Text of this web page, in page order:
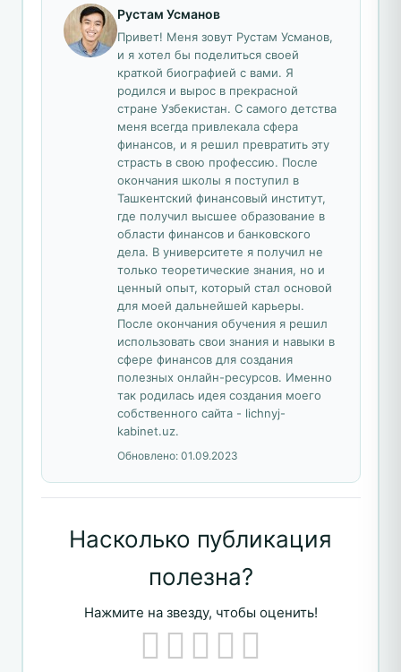
Рустам Усманов
Привет! Меня зовут Рустам Усманов,
и я хотел бы поделиться своей
краткой биографией с вами. Я
родился и вырос в прекрасной
стране Узбекистан. С самого детства
меня всегда привлекала сфера
финансов, и я решил превратить эту
страсть в свою профессию. После
окончания школы я поступил в
Ташкентский финансовый институт,
где получил высшее образование в
области финансов и банковского
дела. В университете я получил не
только теоретические знания, но и
ценный опыт, который стал основой
для моей дальнейшей карьеры.
После окончания обучения я решил
использовать свои знания и навыки в
сфере финансов для создания
полезных онлайн-ресурсов. Именно
так родилась идея создания моего
собственного сайта - lichnyj-
kabinet.uz.
Обновлено: 01.09.2023
Насколько публикация
полезна?
Нажмите на звезду, чтобы оценить!